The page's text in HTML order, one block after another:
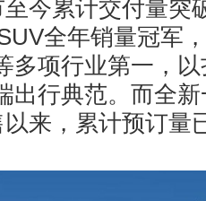
今累计交付量突
全年销量冠军
多项行业第一，
出行典范。而全
来，累计预订量